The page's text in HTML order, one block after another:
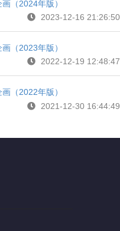
（2024年版）
2023-12-16 21:26:50
（2023年版）
2022-12-19 12:48:47
（2022年版）
2021-12-30 16:44:49